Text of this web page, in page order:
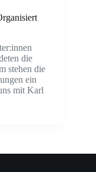
die
stehen die
ein
mit Karl